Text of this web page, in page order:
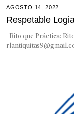
AGOSTO 14, 2022
Respetable
Rito que Práctica: